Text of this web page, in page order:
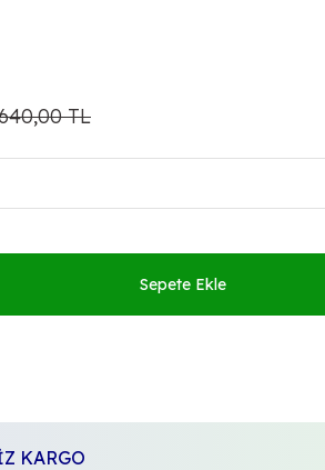
TL
Sepete Ekle
KARGO